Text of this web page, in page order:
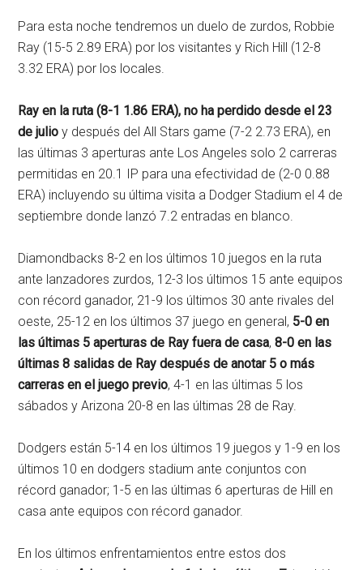
Para esta noche tendremos un duelo de zurdos, Robbie
Ray (15-5 2.89 ERA) por los visitantes y Rich Hill (12-8
3.32 ERA) por los locales.
Ray en la ruta (8-1 1.86 ERA), no ha perdido desde el 23
de julio y después del All Stars game (7-2 2.73 ERA), en
las últimas 3 aperturas ante Los Angeles solo 2 carreras
permitidas en 20.1 IP para una efectividad de (2-0 0.88
ERA) incluyendo su última visita a Dodger Stadium el 4 de
septiembre donde lanzó 7.2 entradas en blanco.
Diamondbacks 8-2 en los últimos 10 juegos en la ruta
ante lanzadores zurdos, 12-3 los últimos 15 ante equipos
con récord ganador, 21-9 los últimos 30 ante rivales del
oeste, 25-12 en los últimos 37 juego en general, 5-0 en
las últimas 5 aperturas de Ray fuera de casa,8-0 en las
últimas 8 salidas de Ray después de anotar 5 o más
carreras en el juego previo, 4-1 en las últimas 5 los
sábados y Arizona 20-8 en las últimas 28 de Ray.
Dodgers están 5-14 en los últimos 19 juegos y 1-9 en los
últimos 10 en dodgers stadium ante conjuntos con
récord ganador; 1-5 en las últimas 6 aperturas de Hill en
casa ante equipos con récord ganador.
En los últimos enfrentamientos entre estos dos